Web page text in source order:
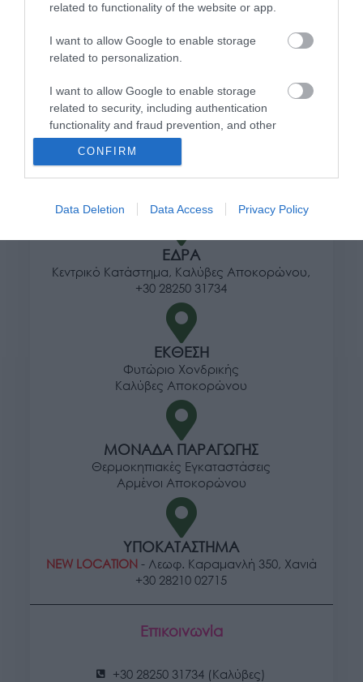
related to functionality of the website or app.
I want to allow Google to enable storage
related to personalization.
I want to allow Google to enable storage
related to security, including authentication
functionality and fraud prevention, and other
user protection.
CONFIRM
Data Deletion Data Access Privacy Policy
Πληροφορίες
Τρόποι αποστολής προϊόντων
Τρόποι πληρωμής
Επιστροφές και αλλαγές
Όροι χρήσης
Πολιτική απορρήτου
Διεύθυνση
ΕΔΡΑ
Κεντρικό Κατάστημα, Καλύβες Αποκορώνου,
+30 28250 31734
ΕΚΘΕΣΗ
Φυτώριο Χονδρικής
Καλύβες Αποκορώνου
ΜΟΝΑΔΑ ΠΑΡΑΓΩΓΗΣ
Θερμοκηπιακές Εγκαταστάσεις
Αρμένοι Αποκορώνου
ΥΠΟΚΑΤΑΣΤΗΜΑ
NEW LOCATION- Λεωφ. Καραμανλή 350, Χανιά
+30 28210 02715
Επικοινωνία
+30 28250 31734 (Καλύβες)